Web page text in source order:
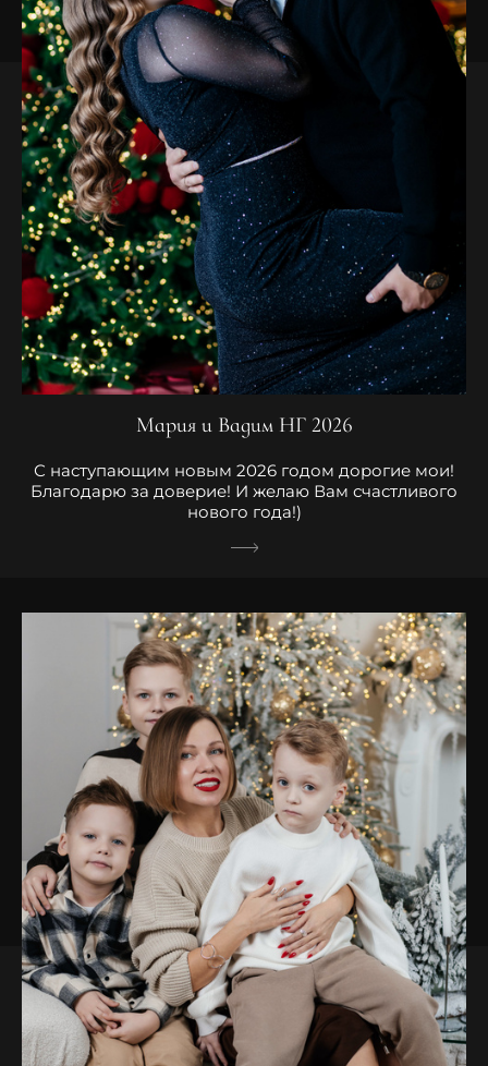
Мария и Вадим НГ 2026
С наступающим новым 2026 годом дорогие мои!
Благодарю за доверие! И желаю Вам счастливого
нового года!)